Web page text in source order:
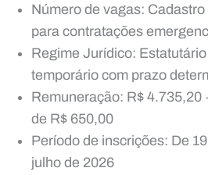
Número de vagas:
para contratações
Regime Jurídico:
temporário com prazo
Remuneração: R$ 4.735,20
de R$ 650,00
Período de inscrições: De
julho de 2026